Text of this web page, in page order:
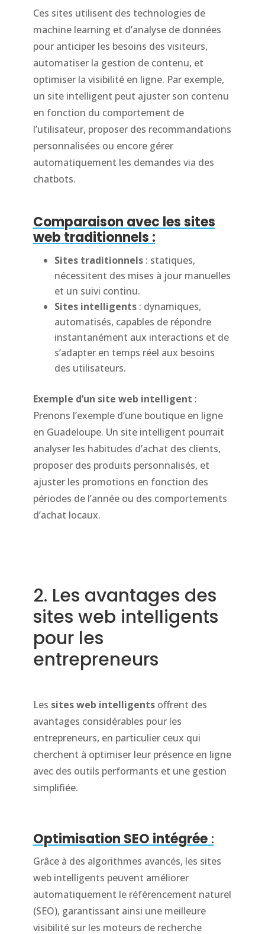
Ces sites utilisent des technologies de
machine learning et d’analyse de données
pour anticiper les besoins des visiteurs,
automatiser la gestion de contenu, et
optimiser la visibilité en ligne. Par exemple,
un site intelligent peut ajuster son contenu
en fonction du comportement de
l’utilisateur, proposer des recommandations
personnalisées ou encore gérer
automatiquement les demandes via des
chatbots.
Comparaison avec les sites
web traditionnels :
Sites traditionnels: statiques,
nécessitent des mises à jour manuelles
et un suivi continu.
Sites intelligents: dynamiques,
automatisés, capables de répondre
instantanément aux interactions et de
s’adapter en temps réel aux besoins
des utilisateurs.
Exemple d’un site web intelligent :
Prenons l’exemple d’une boutique en ligne
en Guadeloupe. Un site intelligent pourrait
analyser les habitudes d’achat des clients,
proposer des produits personnalisés, et
ajuster les promotions en fonction des
périodes de l’année ou des comportements
d’achat locaux.
2. Les avantages des
sites web intelligents
pour les
entrepreneurs
Les sites web intelligentsoffrent des
avantages considérables pour les
entrepreneurs, en particulier ceux qui
cherchent à optimiser leur présence en ligne
avec des outils performants et une gestion
simplifiée.
Optimisation SEO intégrée:
Grâce à des algorithmes avancés, les sites
web intelligents peuvent améliorer
automatiquement le référencement naturel
(SEO), garantissant ainsi une meilleure
visibilité sur les moteurs de recherche